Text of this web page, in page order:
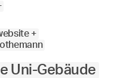
+
Uni-Gebäude